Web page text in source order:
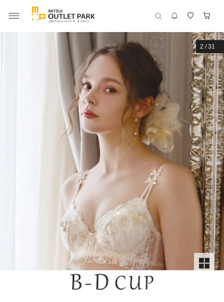
2 /31